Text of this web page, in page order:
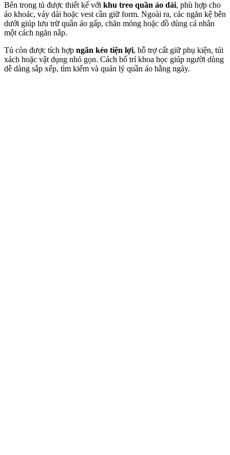
Bên trong tủ được thiết kế với khu treo quần áo dài, phù hợp cho
áo khoác, váy dài hoặc vest cần giữ form. Ngoài ra, các ngăn kệ bên
dưới giúp lưu trữ quần áo gấp, chăn mỏng hoặc đồ dùng cá nhân
một cách ngăn nắp.
Tủ còn được tích hợp ngăn kéo tiện lợi, hỗ trợ cất giữ phụ kiện, túi
xách hoặc vật dụng nhỏ gọn. Cách bố trí khoa học giúp người dùng
dễ dàng sắp xếp, tìm kiếm và quản lý quần áo hằng ngày.